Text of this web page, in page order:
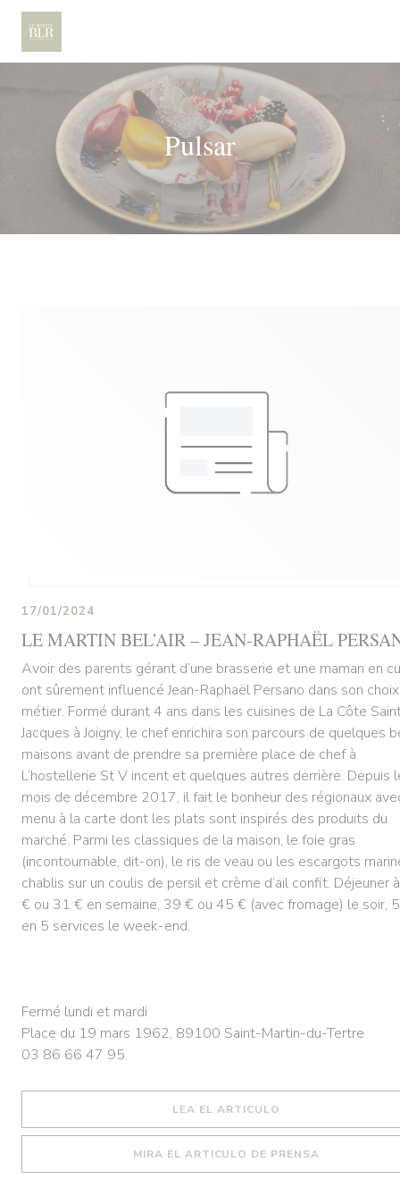
Personalización de sus opciones de cookies
Pulsar
LE MARTIN BEL’AIR – JEAN-RAPHAËL
17/01/2024
Avoir des parents gérant d’une brasserie et une maman en
ont sûrement influencé Jean-Raphaël Persano dans son
métier. Formé durant 4 ans dans les cuisines de La Côte
Jacques à Joigny, le chef enrichira son parcours de quelques
maisons avant de prendre sa première place de chef à
L’hostellerie St V incent et quelques autres derrière. Depuis
mois de décembre 2017, il fait le bonheur des régionaux
menu à la carte dont les plats sont inspirés des produits du
marché. Parmi les classiques de la maison, le foie gras
(incontournable, dit-on), le ris de veau ou les escargots
chablis sur un coulis de persil et crème d’ail confit. Déjeuner
€ ou 31 € en semaine, 39 € ou 45 € (avec fromage) le soir,
en 5 services le week-end.
Fermé lundi et mardi
Place du 19 mars 1962, 89100 Saint-Martin-du-Tertre
03 86 66 47 95
LEA EL ARTICULO
MIRA EL ARTICULO DE PRENSA